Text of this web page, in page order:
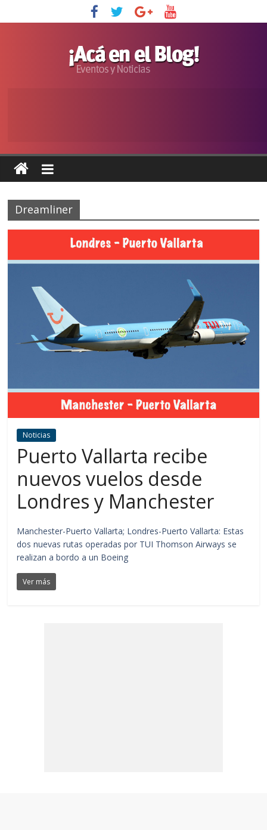
Dreamliner
Noticias
Puerto Vallarta recibe
nuevos vuelos desde
Londres y Manchester
Manchester-Puerto Vallarta; Londres-Puerto Vallarta: Estas
dos nuevas rutas operadas por TUI Thomson Airways se
realizan a bordo a un Boeing
Ver más